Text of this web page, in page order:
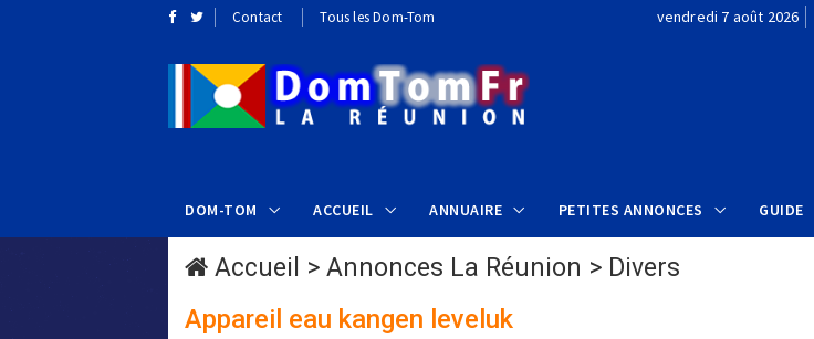
Contact Tous les Dom-Tom vendredi 7 août 2026
DOM-TOM ACCUEIL ANNUAIRE PETITES ANNONCES GUIDE
Accueil > Annonces La Réunion > Divers
Appareil eau kangen leveluk